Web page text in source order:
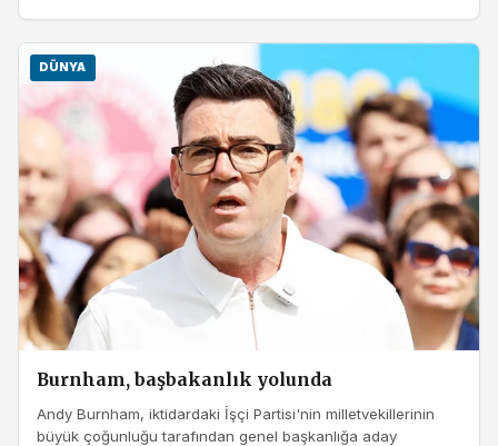
DÜNYA
Burnham, başbakanlık yolunda
Andy Burnham, iktidardaki İşçi Partisi'nin milletvekillerinin
büyük çoğunluğu tarafından genel başkanlığa aday